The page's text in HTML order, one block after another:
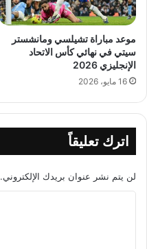
موعد مباراة تشيلسي ومانشستر
سيتي في نهائي كأس الاتحاد
الإنجليزي 2026
16 مايو، 2026
اترك تعليقاً
لن يتم نشر عنوان بريدك الإلكتروني.